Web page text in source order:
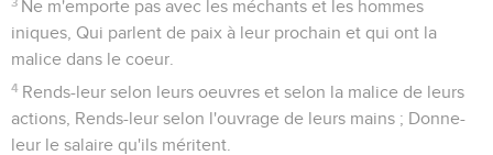
Ne m'emporte pas avec les méchants et les hommes
iniques, Qui parlent de paix à leur prochain et qui ont la
malice dans le coeur.
4 Rends-leur selon leurs oeuvres et selon la malice de leurs
actions, Rends-leur selon l'ouvrage de leurs mains ; Donne-
leur le salaire qu'ils méritent.